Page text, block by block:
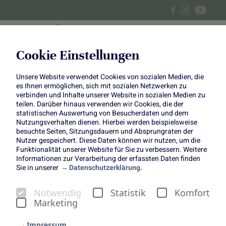
Cookie Einstellungen
Unsere Website verwendet Cookies von sozialen Medien, die
es Ihnen ermöglichen, sich mit sozialen Netzwerken zu
verbinden und Inhalte unserer Website in sozialen Medien zu
teilen. Darüber hinaus verwenden wir Cookies, die der
statistischen Auswertung von Besucherdaten und dem
Nutzungsverhalten dienen. Hierbei werden beispielsweise
besuchte Seiten, Sitzungsdauern und Absprungraten der
Nutzer gespeichert. Diese Daten können wir nutzen, um die
Funktionalität unserer Website für Sie zu verbessern. Weitere
Informationen zur Verarbeitung der erfassten Daten finden
Sie in unserer
Datenschutzerklärung.
Notwendig Statistik
Komfort
Marketing
Zitronenkuchen mit Zimt-
Zwetschgen und geschmortes
Rind mit Zwetschgen
Ob frisch vom Baum
genascht, als Mus eingekocht